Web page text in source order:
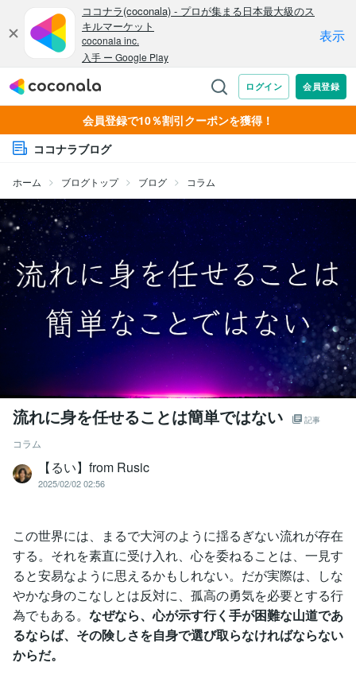
会員登録で10％割引クーポンを獲得！
ココナラブログ
ホーム ブログトップ ブログ コラム
流れに身を任せることは簡単ではない 記事
コラム
【るい】from Rusic
2025/02/02 02:56
この世界には、まるで大河のように揺るぎない流れが存在
する。それを素直に受け入れ、心を委ねることは、一見す
ると安易なように思えるかもしれない。だが実際は、しな
やかな身のこなしとは反対に、孤高の勇気を必要とする行
為でもある。 なぜなら、心が示す行く手が困難な山道であ
るならば、その険しさを自身で選び取らなければならない
からだ。